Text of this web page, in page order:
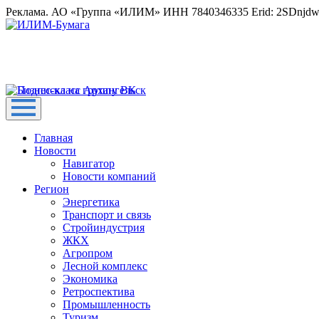
Реклама. АО «Группа «ИЛИМ» ИНН 7840346335 Erid:
Главная
Новости
Навигатор
Новости компаний
Регион
Энергетика
Транспорт и связь
Стройиндустрия
ЖКХ
Агропром
Лесной комплекс
Экономика
Ретроспектива
Промышленность